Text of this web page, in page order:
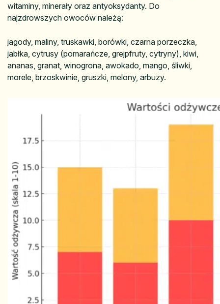
witaminy, minerały oraz antyoksydanty. Do
najzdrowszych owoców należą:
jagody, maliny, truskawki, borówki, czarna porzeczka,
jabłka, cytrusy (pomarańcze, grejpfruty, cytryny), kiwi,
ananas, granat, winogrona, awokado, mango, śliwki,
morele, brzoskwinie, gruszki, melony, arbuzy.